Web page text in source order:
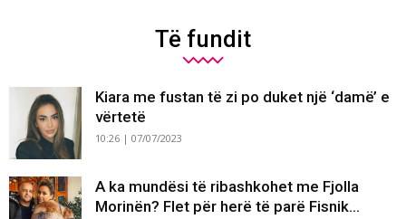
Të fundit
Kiara me fustan të zi po duket një ‘damë’ e
vërtetë
10:26 | 07/07/2023
A ka mundësi të ribashkohet me Fjolla
Morinën? Flet për herë të parë Fisnik...